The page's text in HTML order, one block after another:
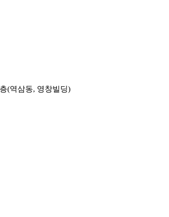
(역삼동, 영창빌딩)